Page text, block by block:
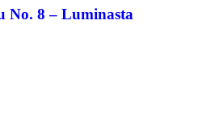
No. 8 – Luminasta